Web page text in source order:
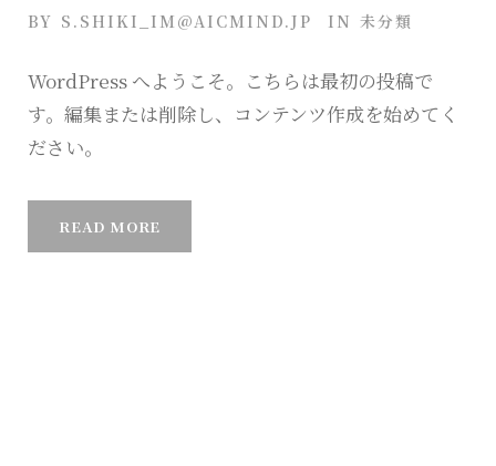
BY S.SHIKI_IM@AICMIND.JP IN 未分類
WordPress へようこそ。こちらは最初の投稿で
す。編集または削除し、コンテンツ作成を始めてく
ださい。
READ MORE